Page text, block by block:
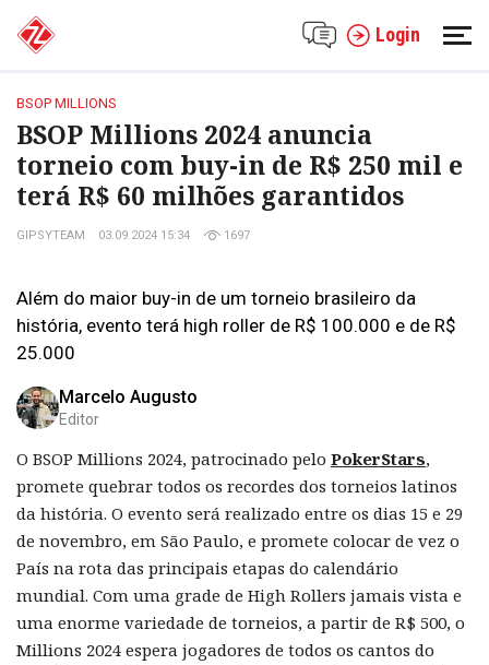
Login
BSOP MILLIONS
BSOP Millions 2024 anuncia
torneio com buy-in de R$ 250 mil e
terá R$ 60 milhões garantidos
GIPSYTEAM 03.09.2024 15:34 1697
Além do maior buy-in de um torneio brasileiro da
história, evento terá high roller de R$ 100.000 e de R$
25.000
Marcelo Augusto
Editor
O BSOP Millions 2024, patrocinado pelo PokerStars,
promete quebrar todos os recordes dos torneios latinos
da história. O evento será realizado entre os dias 15 e 29
de novembro, em São Paulo, e promete colocar de vez o
País na rota das principais etapas do calendário
mundial. Com uma grade de High Rollers jamais vista e
uma enorme variedade de torneios, a partir de R$ 500, o
Millions 2024 espera jogadores de todos os cantos do